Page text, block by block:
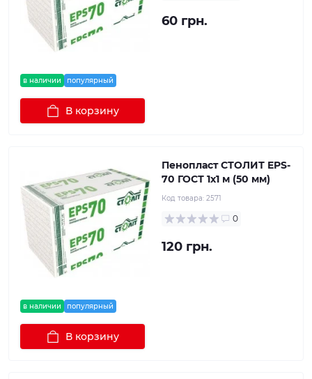
в наличии популярный
60 грн.
В корзину
в наличии популярный
Пенопласт СТОЛИТ EPS-
70 ГОСТ 1x1 м (50 мм)
Код товара: 2571
0
120 грн.
В корзину